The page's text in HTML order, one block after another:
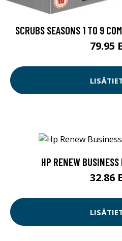
SCRUBS SEASONS 1 TO 9
79.95
HP RENEW
32.86